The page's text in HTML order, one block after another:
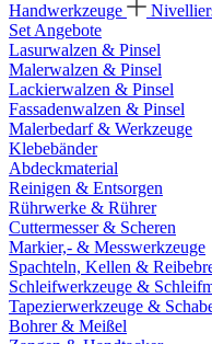
Handwerkzeuge
Set Angebote
Lasurwalzen & Pinsel
Malerwalzen & Pinsel
Lackierwalzen & Pinsel
Fassadenwalzen & Pinsel
Malerbedarf & Werkzeuge
Klebebänder
Abdeckmaterial
Reinigen & Entsorgen
Rührwerke & Rührer
Cuttermesser & Scheren
Markier,- & Messwerkzeuge
Spachteln, Kellen &
Schleifwerkzeuge &
Tapezierwerkzeuge &
Bohrer & Meißel